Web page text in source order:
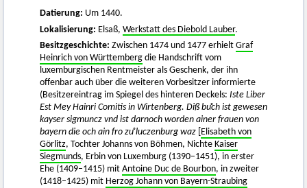
Datierung: Um 1440.
Lokalisierung: Elsaß, Werkstatt des Diebold Lauber.
Besitzgeschichte: Zwischen 1474 und 1477 erhielt Graf
Heinrich von Württemberg die Handschrift vom
luxemburgischen Rentmeister als Geschenk, der ihn
offenbar auch über die weiteren Vorbesitzer informierte
(Besitzereintrag im Spiegel des hinteren Deckels: Iste Liber
Est Mey Hainri Comitis in Wirtenberg. Diß buͦch ist gewesen
kayser sigmuncz vnd ist darnoch worden ainer frauen von
bayern die och ain fro zuͦ luczenburg waz Elisabeth von
Görlitz, Tochter Johanns von Böhmen, Nichte Kaiser
Siegmunds, Erbin von Luxemburg (1390–1451), in erster
Ehe (1409–1415) mit Antoine Duc de Bourbon, in zweiter
(1418–1425) mit Herzog Johann von Bayern-Straubing